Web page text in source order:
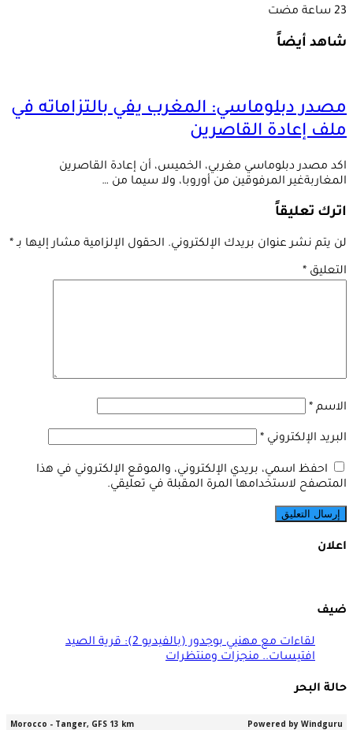
شاهد أيضاً
مصدر دبلوماسي: المغرب يفي بالتزاماته في
ملف إعادة القاصرين
اكد مصدر دبلوماسي مغربي، الخميس، أن إعادة القاصرين
المغاربةغير المرفوقين من أوروبا، ولا سيما من …
اترك تعليقاً
لن يتم نشر عنوان بريدك الإلكتروني. الحقول الإلزامية مشار إليها بـ*
التعليق *
الاسم *
البريد الإلكتروني *
احفظ اسمي، بريدي الإلكتروني، والموقع الإلكتروني في هذا
المتصفح لاستخدامها المرة المقبلة في تعليقي.
اعلان
ضيف
لقاءات مع مهنيي بوجدور (بالفيديو 2): قرية الصيد
افتيسات.. منجزات ومنتظرات
حالة البحر